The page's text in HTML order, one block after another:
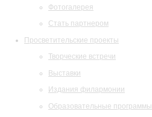
Фотогалерея
Стать партнером
Просветительские проекты
Творческие встречи
Выставки
Издания филармонии
Образовательные программы